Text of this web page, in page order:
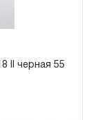
ll черная 55